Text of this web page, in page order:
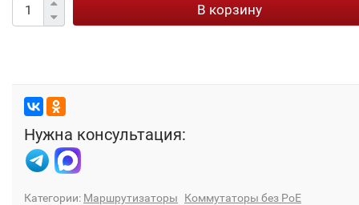
В корзину
Нужна консультация:
Категории: Маршрутизаторы Коммутаторы без PoE